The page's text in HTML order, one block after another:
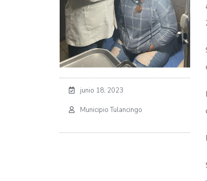
junio 18, 2023
Municipio Tulancingo